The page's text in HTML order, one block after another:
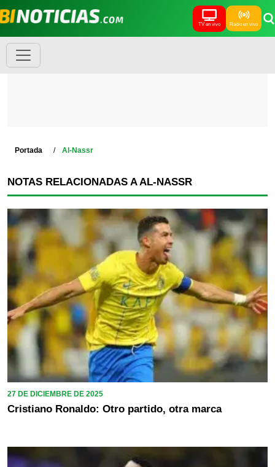
TV en vivo Radio en vivo
Portada Al-Nassr
NOTAS RELACIONADAS A AL-NASSR
27 DE DICIEMBRE DE 2025
Cristiano Ronaldo: Otro partido, otra marca